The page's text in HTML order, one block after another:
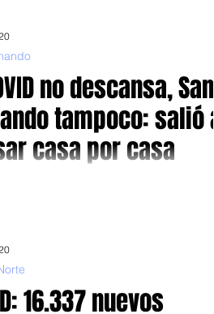
no descansa, San
tampoco: salió a
casa por casa
16.337 nuevos